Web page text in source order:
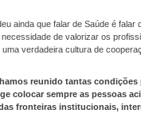
ainda que falar de Saúde é
de valorizar os
verdadeira cultura de
reunido tantas
colocar sempre as pessoas
fronteiras institucionais,